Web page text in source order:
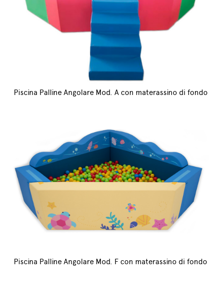
Piscina Palline Angolare Mod. A con materassino di fondo
Piscina Palline Angolare Mod. F con materassino di fondo